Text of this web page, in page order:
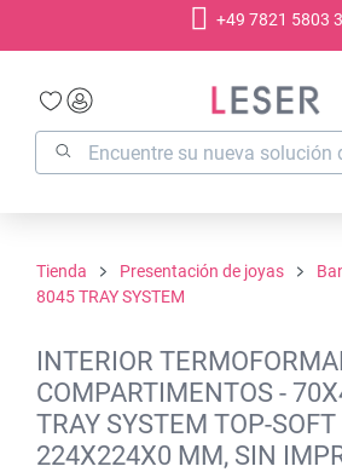
+49 7821 5803
Tienda Presentación de joyas
8045 TRAY SYSTEM
INTERIOR
COMPARTIMENTOS -
TRAY SYSTEM TOP-
224X224X0 MM, SIN